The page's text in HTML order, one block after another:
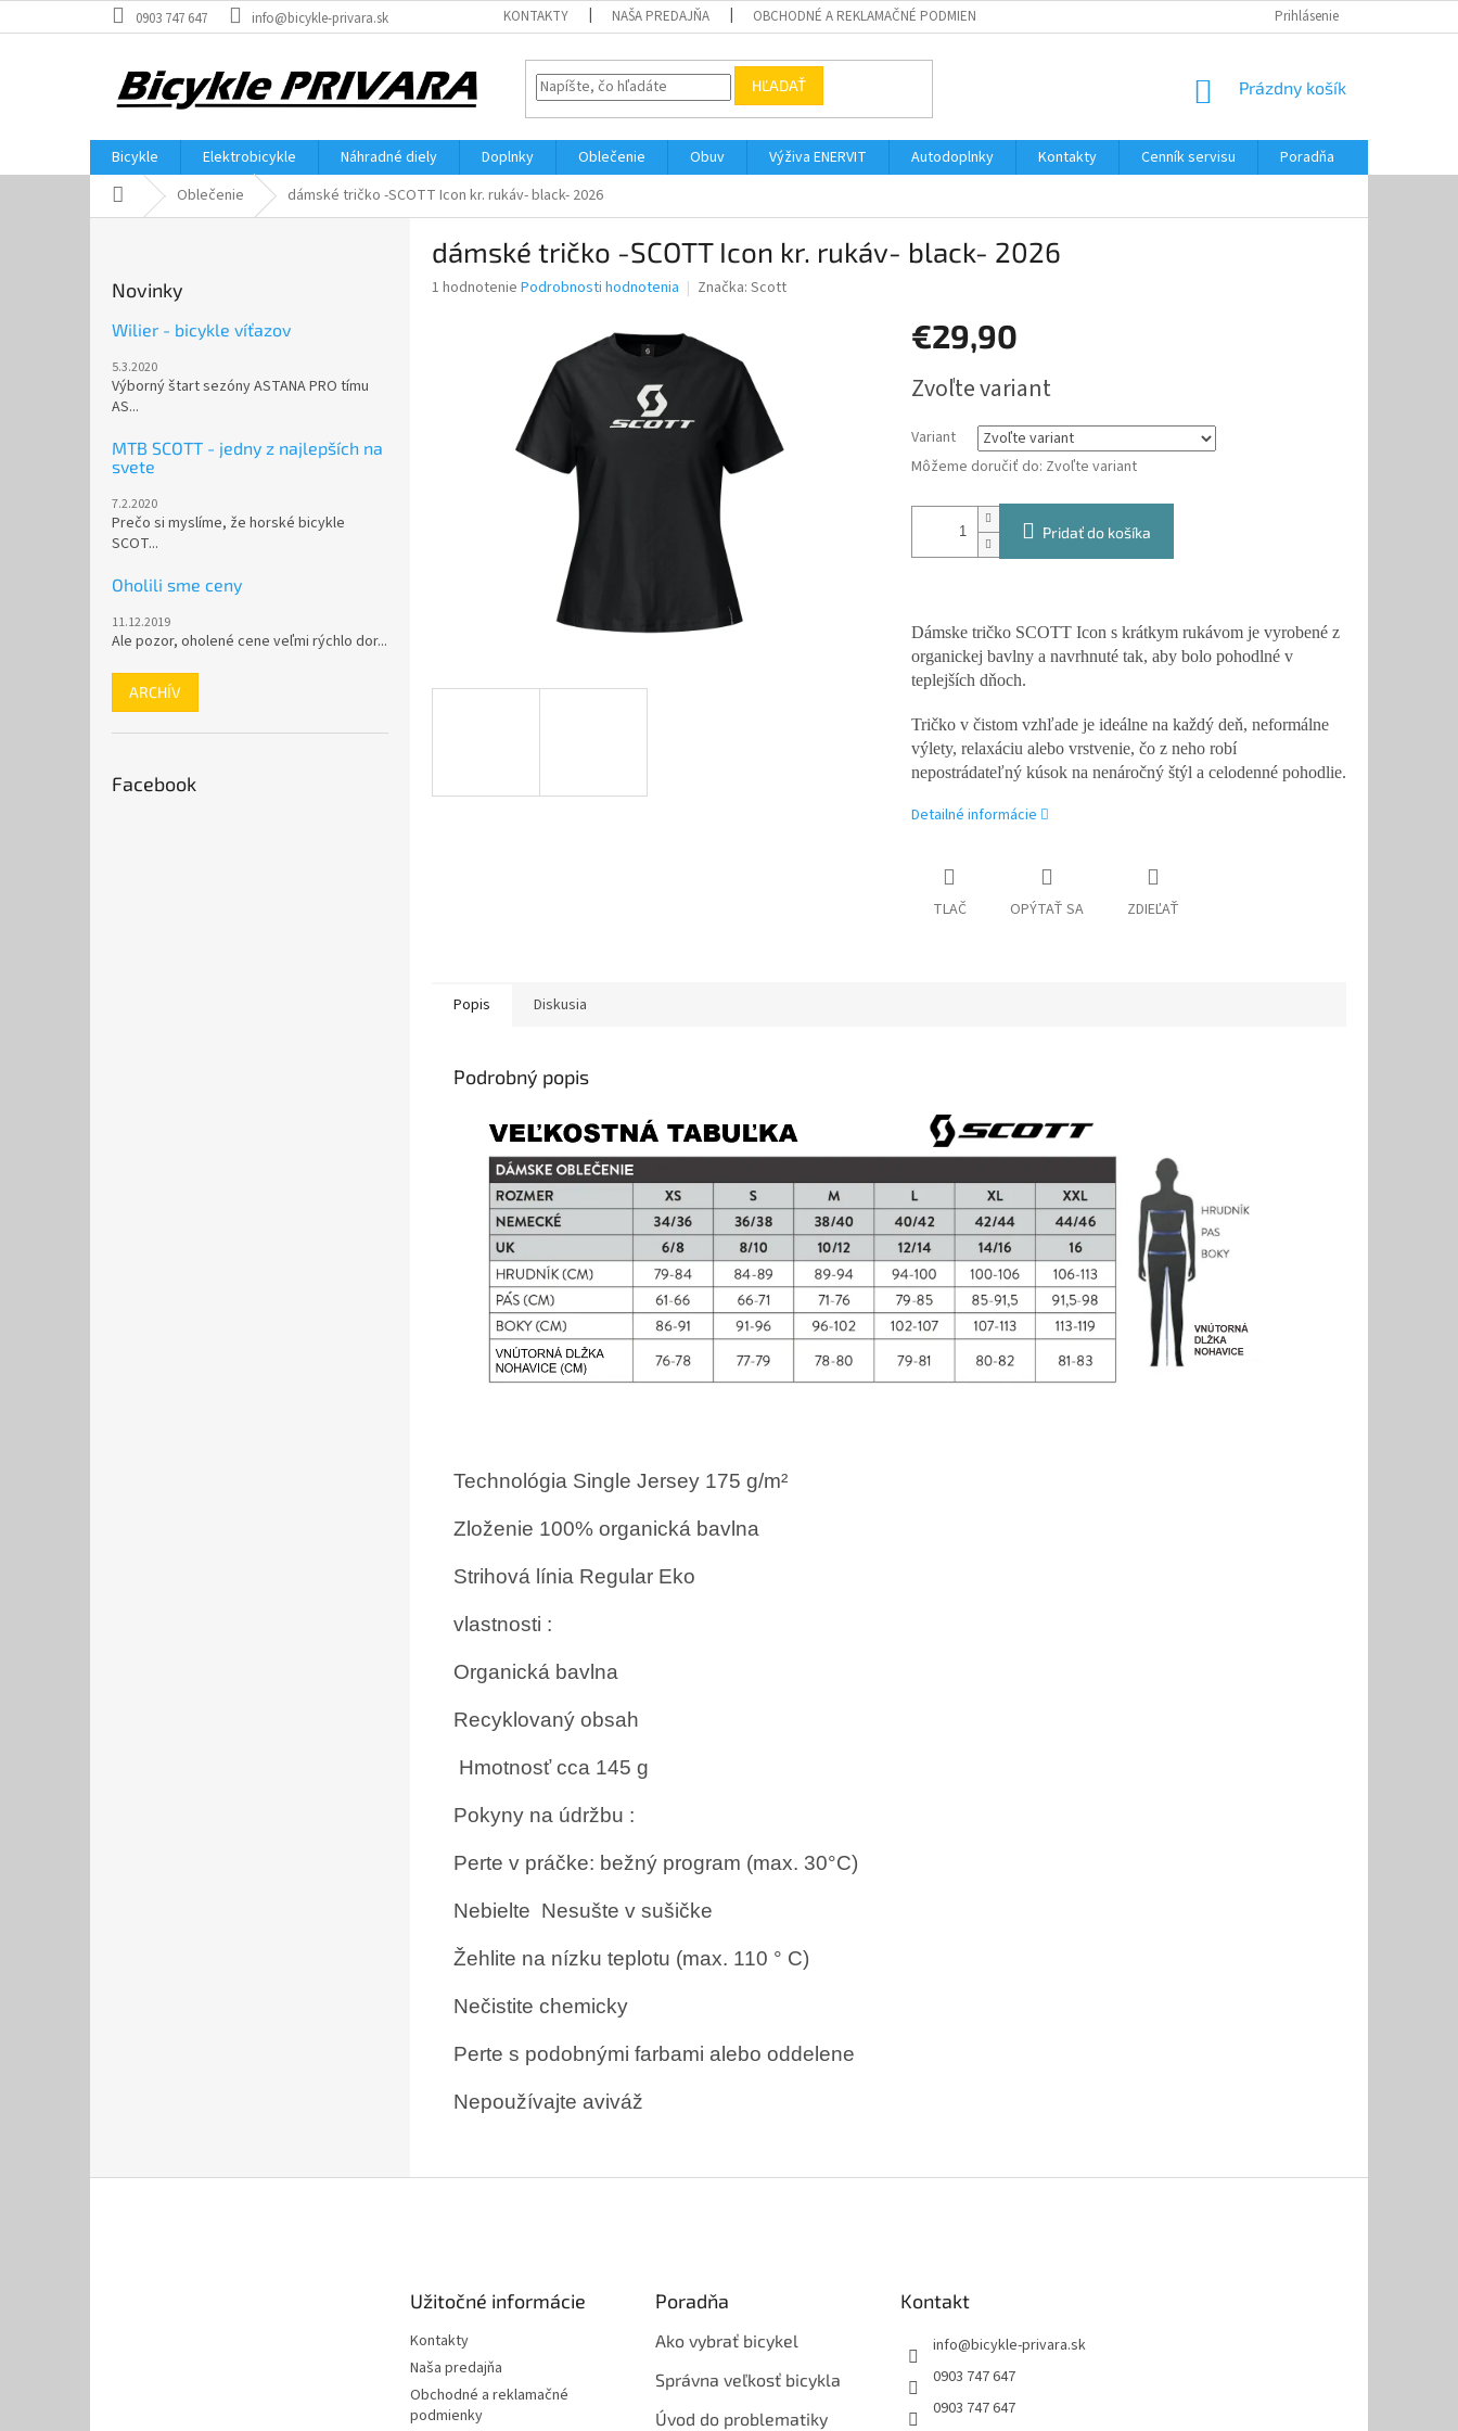
na
0903 747 647 info@bicykle-privara.sk KONTAKTY NAŠA PREDAJŇA OBCHODNÉ A REKLAMAČNÉ PODMIENKY PONÚKANÉ SLUŽBYPrihlásenie
HĽADAŤ
NÁKUPNÝ
Prázdny košík
Bicykle Elektrobicykle Náhradné diely Doplnky Oblečenie Obuv Výživa ENERVIT Autodoplnky Kontakty Cenník servisu
Poradňa
Domov Oblečenie dámské tričko -SCOTT Icon kr. rukáv- black- 2026
Novinky
Wilier - bicykle víťazov
5.3.2020
Výborný štart sezóny ASTANA PRO tímu
AS...
MTB SCOTT - jedny z najlepších na
svete
7.2.2020
Prečo si myslíme, že horské bicykle
SCOT...
Oholili sme ceny
11.12.2019
Ale pozor, oholené cene veľmi rýchlo dor...
ARCHÍV
Facebook
dámské tričko -SCOTT Icon kr. rukáv- black- 2026
Priemerné
1 hodnotenie Podrobnosti hodnotenia Značka: Scott
€29,90
cena:
Zvoľte variant
Variant
Môžeme doručiť do: Zvoľte variant
Pridať do košíka
Dámske tričko SCOTT Icon s krátkym rukávom je vyrobené z
organickej bavlny a navrhnuté tak, aby bolo pohodlné v
teplejších dňoch.
Tričko v čistom vzhľade je ideálne na každý deň, neformálne
výlety, relaxáciu alebo vrstvenie, čo z neho robí
nepostrádateľný kúsok na nenáročný štýl a celodenné pohodlie.
Detailné informácie
TLAČ OPÝTAŤ SA ZDIEĽAŤ
Popis Diskusia
Podrobný popis
Technológia Single Jersey 175 g/m²
Zloženie 100% organická bavlna
Strihová línia Regular Eko
vlastnosti :
Organická bavlna
Recyklovaný obsah
Hmotnosť cca 145 g
Pokyny na údržbu :
Perte v práčke: bežný program (max. 30°C)
Nebielte Nesušte v sušičke
Žehlite na nízku teplotu (max. 110 ° C)
Nečistite chemicky
Perte s podobnými farbami alebo oddelene
Nepoužívajte aviváž
Užitočné informácie
Kontakty
Naša predajňa
Obchodné a reklamačné
podmienky
Poradňa
Ako vybrať bicykel
Správna veľkosť bicykla
Úvod do problematiky
Kontakt
info@bicykle-privara.sk
0903 747 647
0903 747 647